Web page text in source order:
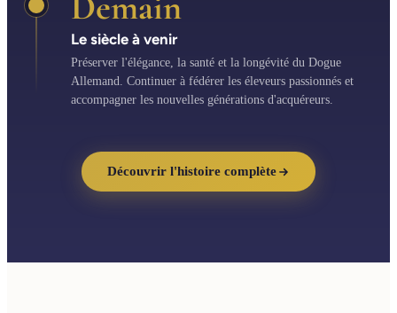
Le siècle à venir
Préserver l'élégance, la santé et la longévité du Dogue
Allemand. Continuer à fédérer les éleveurs passionnés et
accompagner les nouvelles générations d'acquéreurs.
Découvrir l'histoire complète